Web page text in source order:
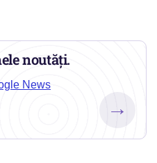
noutăți.
News
→